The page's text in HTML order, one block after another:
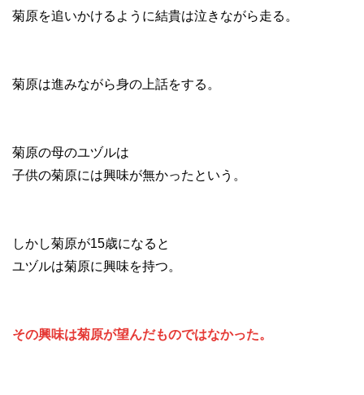
菊原を追いかけるように結貴は泣きながら走る。
菊原は進みながら身の上話をする。
菊原の母のユヅルは
子供の菊原には興味が無かったという。
しかし菊原が15歳になると
ユヅルは菊原に興味を持つ。
その興味は菊原が望んだものではなかった。